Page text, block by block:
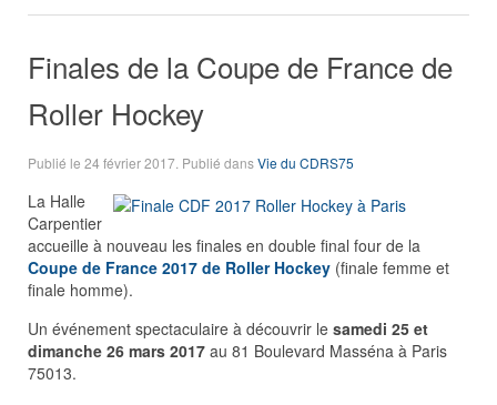
Finales de la Coupe de France de
Roller Hockey
Publié le 24 février 2017 . Publié dansVie du CDRS75
La Halle
Carpentier
accueille à nouveau les finales en double final four de la
Coupe de France 2017 de Roller Hockey (finale femme et
finale homme).
Un événement spectaculaire à découvrir le samedi 25 et
dimanche 26 mars 2017 au 81 Boulevard Masséna à Paris
75013.